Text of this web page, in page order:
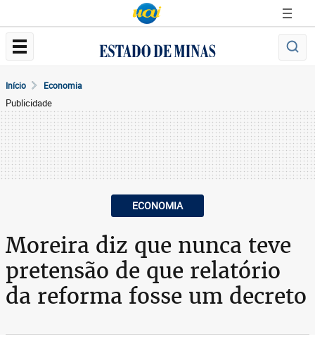
Início Economia
Publicidade
ECONOMIA
Moreira diz que nunca teve
pretensão de que relatório
da reforma fosse um decreto